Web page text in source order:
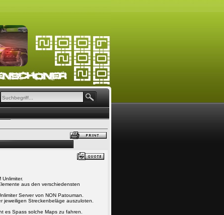
aus den verschiedensten
Server von NON Patouman.
jeweiligen Streckenbeläge auszuloten.
es Spass solche Maps zu fahren.